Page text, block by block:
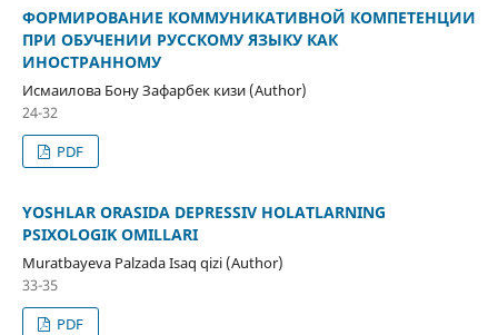
ФОРМИРОВАНИЕ КОММУНИКАТИВНОЙ КОМПЕТЕНЦИИ
ПРИ ОБУЧЕНИИ РУССКОМУ ЯЗЫКУ КАК
ИНОСТРАННОМУ
Исмаилова Бону Зафарбек кизи (Author)
24-32
PDF
YOSHLAR ORASIDA DEPRESSIV HOLATLARNING
PSIXOLOGIK OMILLARI
Muratbayeva Palzada Isaq qizi (Author)
33-35
PDF